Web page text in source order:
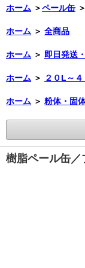
ホーム ＞ペール缶 ＞
ホーム ＞ 全商品
ホーム ＞ 即日発送
ホーム ＞ ２０L～
ホーム ＞ 粉体・固
樹脂ペール缶